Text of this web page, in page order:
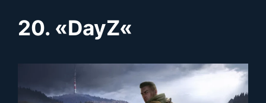
20. «DayZ«